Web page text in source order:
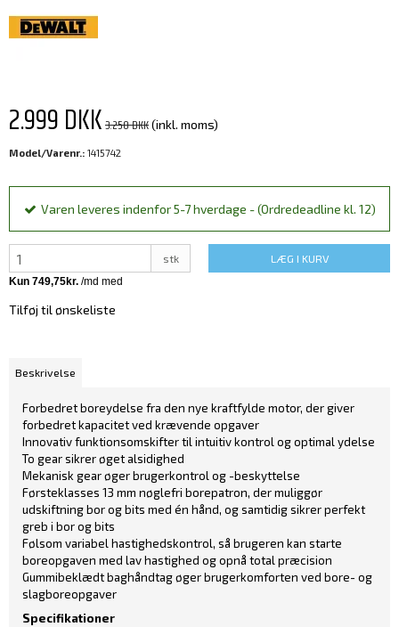
2.999 DKK3.250 DKK(inkl. moms)
Model/Varenr.: 1415742
Varen leveres indenfor 5-7 hverdage - (Ordredeadline kl. 12)
stk LÆG I KURV
Tilføj til ønskeliste
Beskrivelse
Forbedret boreydelse fra den nye kraftfylde motor, der giver
forbedret kapacitet ved krævende opgaver
Innovativ funktionsomskifter til intuitiv kontrol og optimal ydelse
To gear sikrer øget alsidighed
Mekanisk gear øger brugerkontrol og -beskyttelse
Førsteklasses 13 mm nøglefri borepatron, der muliggør
udskiftning bor og bits med én hånd, og samtidig sikrer perfekt
greb i bor og bits
Følsom variabel hastighedskontrol, så brugeren kan starte
boreopgaven med lav hastighed og opnå total præcision
Gummibeklædt baghåndtag øger brugerkomforten ved bore- og
slagboreopgaver
Specifikationer